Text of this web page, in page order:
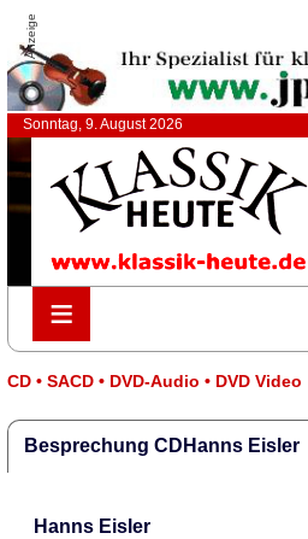
Anzeige
Sonntag, 9. August 2026
≡
≡
CD • SACD • DVD-Audio • DVD Video
Besprechung CDHanns Eisler
Hanns Eisler